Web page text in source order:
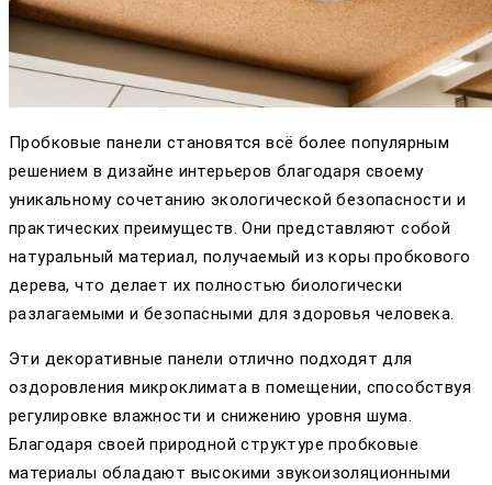
Пробковые панели становятся всё более популярным
решением в дизайне интерьеров благодаря своему
уникальному сочетанию экологической безопасности и
практических преимуществ. Они представляют собой
натуральный материал, получаемый из коры пробкового
дерева, что делает их полностью биологически
разлагаемыми и безопасными для здоровья человека.
Эти декоративные панели отлично подходят для
оздоровления микроклимата в помещении, способствуя
регулировке влажности и снижению уровня шума.
Благодаря своей природной структурe пробковые
материалы обладают высокими звукоизоляционными